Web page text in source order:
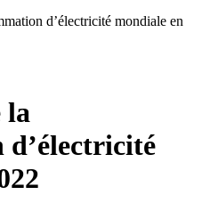
d’électricité mondiale en
la
d’électricité